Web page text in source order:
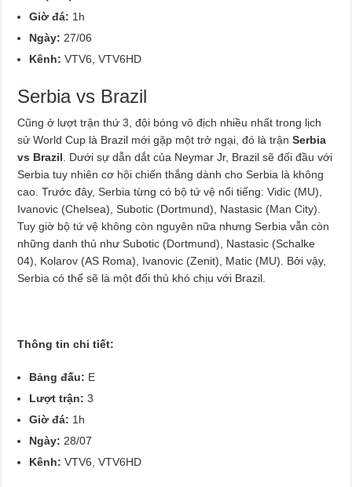
Giờ đá: 1h
Ngày: 27/06
Kênh: VTV6, VTV6HD
Serbia vs Brazil
Cũng ở lượt trận thứ 3, đội bóng vô địch nhiều nhất trong lịch
sử World Cup là Brazil mới gặp một trở ngại, đó là trậnSerbia
vs Brazil . Dưới sự dẫn dắt của Neymar Jr, Brazil sẽ đối đầu với
Serbia tuy nhiên cơ hội chiến thắng dành cho Serbia là không
cao. Trước đây, Serbia từng có bộ tứ vệ nổi tiếng: Vidic (MU),
Ivanovic (Chelsea), Subotic (Dortmund), Nastasic (Man City).
Tuy giờ bộ tứ vệ không còn nguyên nữa nhưng Serbia vẫn còn
những danh thủ như Subotic (Dortmund), Nastasic (Schalke
04), Kolarov (AS Roma), Ivanovic (Zenit), Matic (MU). Bởi vậy,
Serbia có thể sẽ là một đối thủ khó chịu với Brazil.
Thông tin chi tiết:
Bảng đấu: E
Lượt trận: 3
Giờ đá: 1h
Ngày: 28/07
Kênh: VTV6, VTV6HD